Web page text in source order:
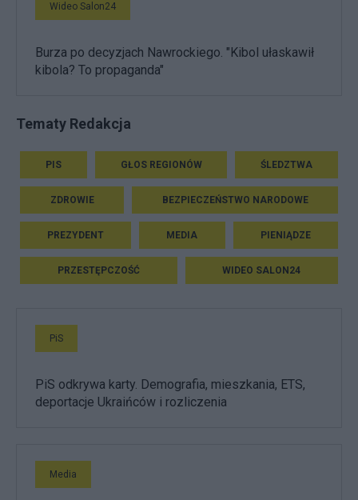
Wideo Salon24
Burza po decyzjach Nawrockiego. "Kibol ułaskawił
kibola? To propaganda"
Tematy Redakcja
PIS GŁOS REGIONÓW ŚLEDZTWA
ZDROWIE BEZPIECZEŃSTWO NARODOWE
PREZYDENT MEDIA PIENIĄDZE
PRZESTĘPCZOŚĆ WIDEO SALON24
PiS
PiS odkrywa karty. Demografia, mieszkania, ETS,
deportacje Ukraińców i rozliczenia
Media